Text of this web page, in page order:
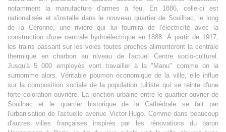
notamment la manufacture d'armes à feu. En 1886, celle-ci est
nationalisée et s'installe dans le nouveau quartier de Souilhac, le long
de la Céronne, une rivière qui lui fournira de l'électricité avec la
construction d'une centrale hydroélectrique en 1888. À partir de 1917,
les trains passant sur les voies toutes proches alimenteront la centrale
thermique en charbon au niveau de l'actuel Centre socio-culturel.
Jusqu'à 5 000 employés vont travailler à la "Manu" comme on la
surnomme alors. Véritable poumon économique de la ville, elle influe
sur la composition sociale de la population tulliste qui se teinte d'une
forte coloration ouvrière. La jonction urbaine entre le quartier ouvrier de
Souilhac et le quartier historique de la Cathédrale se fait par
l'urbanisation de l'actuelle avenue Victor-Hugo. Comme dans beaucoup
d'autres villes françaises inspirés par les rénovations du baron